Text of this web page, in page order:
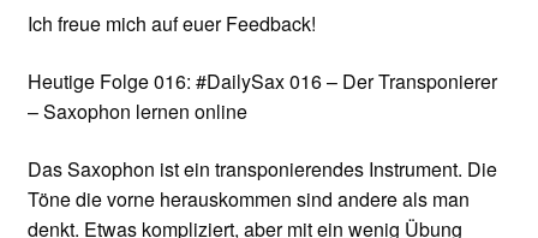
Ich freue mich auf euer Feedback!
Heutige Folge 016: #DailySax 016 – Der Transponierer
– Saxophon lernen online
Das Saxophon ist ein transponierendes Instrument. Die
Töne die vorne herauskommen sind andere als man
denkt. Etwas kompliziert, aber mit ein wenig Übung